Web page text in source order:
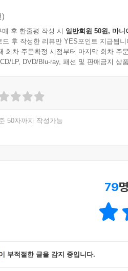
)
후 한줄평 작성 시 일반회원 50원, 마니
드 후 작성한 리뷰만 YES포인트 지급됩니
회차 주문확정 시점부터 마지막 회차 주
LP, DVD/Blu-ray, 패션 및 판매금지 상
50자까지 작성가능
79
부적절한 글을 감지 중입니다.